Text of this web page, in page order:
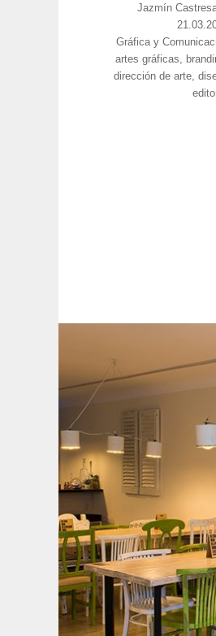
https://
castresana/
Jazmín
el
Categorías
Gráfica y
Etiquetas
artes gráficas,
dirección de arte,